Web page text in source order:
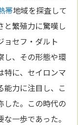
帯地域を探査して
と繁殖力に驚嘆し
ョセフ・ダルト
し、その形態や環
特に、セイロンマ
能力に注目し、こ
した。この時代の
一歩であった。